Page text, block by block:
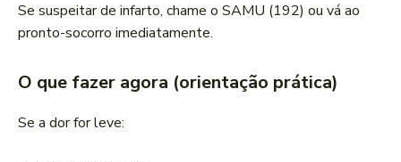
Se suspeitar de infarto, chame o SAMU (192) ou vá ao
pronto-socorro imediatamente.
O que fazer agora (orientação prática)
Se a dor for leve: